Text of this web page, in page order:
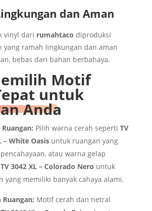
dan Aman
vinyl dari rumahtaco diproduksi
yang ramah lingkungan dan aman
bebas dari bahan berbahaya.
Motif
untuk
Anda
Pilih warna cerah seperti TV
– White Oasisuntuk ruangan yang
atau warna gelap
TV 3042 XL – Colorado Nero untuk
yang memiliki banyak cahaya alami.
Motif cerah dan netral